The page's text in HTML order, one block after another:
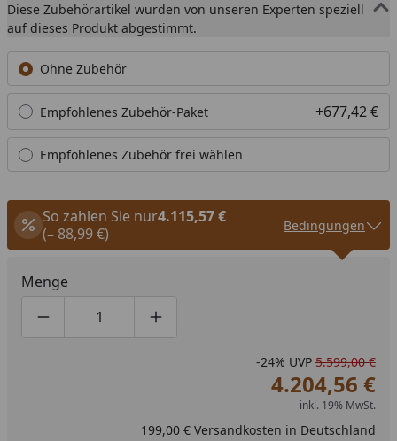
Diese Zubehörartikel wurden von unseren Experten speziell
auf dieses Produkt abgestimmt.
Ohne Zubehör
Empfohlenes Zubehör-Paket +677,42 €
Empfohlenes Zubehör frei wählen
So zahlen Sie nur4.115,57 €
(– 88,99 €)
Bedingungen
Menge
Produktmenge um eins verringern
Produktmenge manuell eingeben
Produktmenge um eins erhöhen
-24% UVP 5.599,00 €
4.204,56 €
inkl. 19% MwSt.
199,00 € Versandkosten in Deutschland